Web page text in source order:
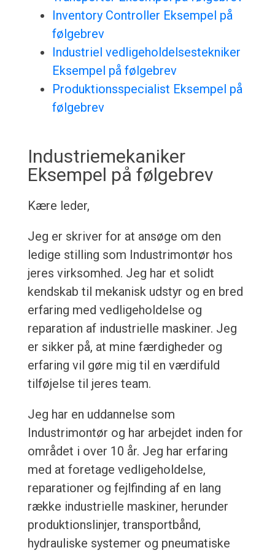
Inventory Controller Eksempel på
følgebrev
Industriel vedligeholdelsestekniker
Eksempel på følgebrev
Produktionsspecialist Eksempel på
følgebrev
Industriemekaniker
Eksempel på følgebrev
Kære leder,
Jeg er skriver for at ansøge om den
ledige stilling som Industrimontør hos
jeres virksomhed. Jeg har et solidt
kendskab til mekanisk udstyr og en bred
erfaring med vedligeholdelse og
reparation af industrielle maskiner. Jeg
er sikker på, at mine færdigheder og
erfaring vil gøre mig til en værdifuld
tilføjelse til jeres team.
Jeg har en uddannelse som
Industrimontør og har arbejdet inden for
området i over 10 år. Jeg har erfaring
med at foretage vedligeholdelse,
reparationer og fejlfinding af en lang
række industrielle maskiner, herunder
produktionslinjer, transportbånd,
hydrauliske systemer og pneumatiske